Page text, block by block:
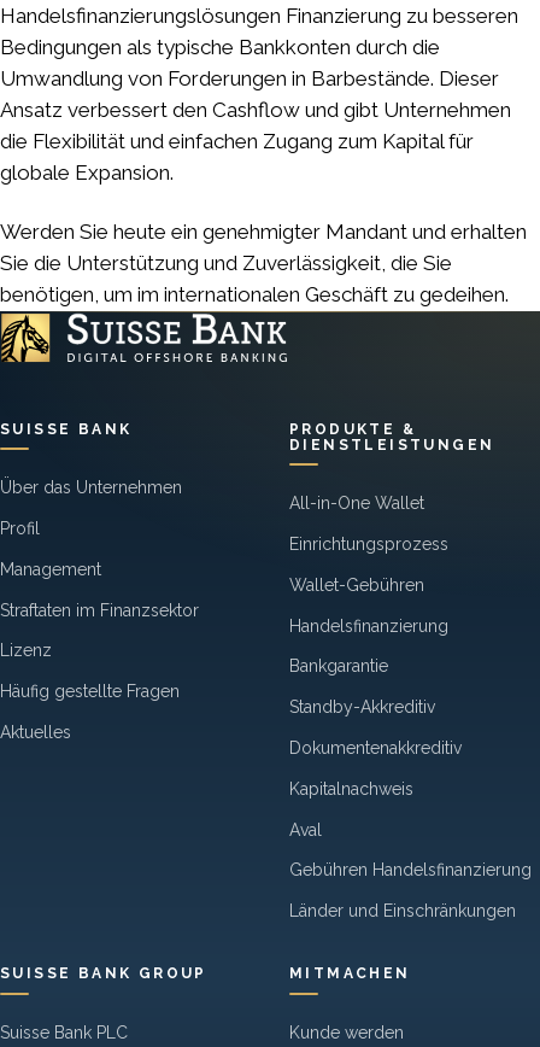
Handelsfinanzierungslösungen Finanzierung zu besseren
Bedingungen als typische Bankkonten durch die
Umwandlung von Forderungen in Barbestände. Dieser
Ansatz verbessert den Cashflow und gibt Unternehmen
die Flexibilität und einfachen Zugang zum Kapital für
globale Expansion.
Werden Sie heute ein genehmigter Mandant und erhalten
Sie die Unterstützung und Zuverlässigkeit, die Sie
benötigen, um im internationalen Geschäft zu gedeihen.
SUISSE BANK
Über das Unternehmen
Profil
Management
Straftaten im Finanzsektor
Lizenz
Häufig gestellte Fragen
Aktuelles
PRODUKTE &
DIENSTLEISTUNGEN
All-in-One Wallet
Einrichtungsprozess
Wallet-Gebühren
Handelsfinanzierung
Bankgarantie
Standby-Akkreditiv
Dokumentenakkreditiv
Kapitalnachweis
Aval
Gebühren Handelsfinanzierung
Länder und Einschränkungen
SUISSE BANK GROUP
Suisse Bank PLC
MITMACHEN
Kunde werden